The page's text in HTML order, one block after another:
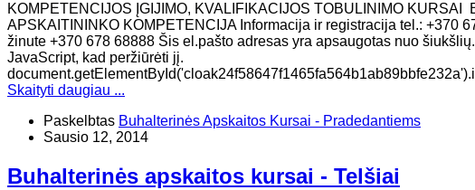
KOMPETENCIJOS ĮGIJIMO, KVALIFIKACIJOS TOBULINIMO KURSAI
APSKAITININKO KOMPETENCIJA Informacija ir registracija tel.: +370
žinute +370 678 68888 Šis el.pašto adresas yra apsaugotas nuo
JavaScript, kad peržiūrėti jį.
Skaityti daugiau ...
Paskelbtas Buhalterinės Apskaitos Kursai - Pradedantiems
Sausio 12, 2014
Buhalterinės apskaitos kursai - Telšiai